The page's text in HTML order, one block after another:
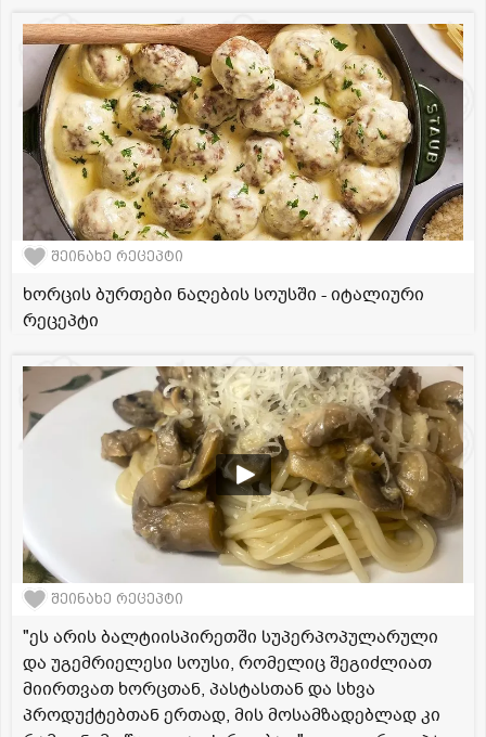
შეინახე რეცეპტი
ხორცის ბურთები ნაღების სოუსში - იტალიური
რეცეპტი
შეინახე რეცეპტი
"ეს არის ბალტიისპირეთში სუპერპოპულარული
და უგემრიელესი სოუსი, რომელიც შეგიძლიათ
მიირთვათ ხორცთან, პასტასთან და სხვა
პროდუქტებთან ერთად, მის მოსამზადებლად კი